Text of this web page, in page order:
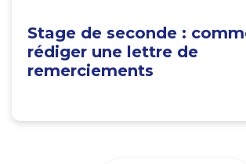
Stage de seconde :
rédiger une lettre de
remerciements